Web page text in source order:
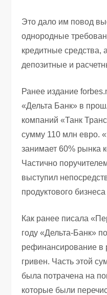
Это дало им повод
однородные
кредитные средства,
депозитные и
Ранее издание
«Дельта Банк» в
компаний «Танк
сумму 110 млн евро.
занимает 60% рынка
Частично
выступил
продуктового
Как ранее писала
году «Дельта-Банк»
рефинансирование в
гривен. Часть этой
была потрачена на
которые были